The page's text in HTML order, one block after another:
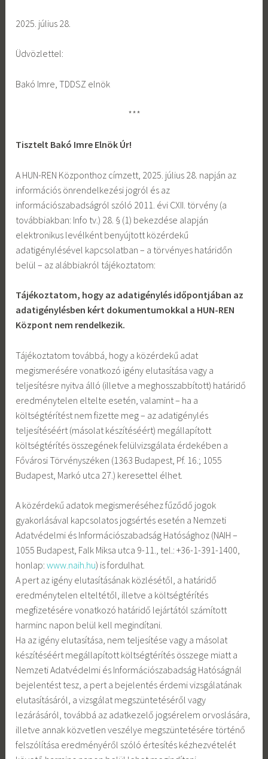
2025. július 28.
Üdvözlettel:
Bakó Imre, TDDSZ elnök
***
Tisztelt Bakó Imre Elnök Úr!
A HUN-REN Központhoz címzett, 2025. július 28. napján az
információs önrendelkezési jogról és az
információszabadságról szóló 2011. évi CXII. törvény (a
továbbiakban: Info tv.) 28. § (1) bekezdése alapján
elektronikus levélként benyújtott közérdekű
adatigénylésével kapcsolatban – a törvényes határidőn
belül – az alábbiakról tájékoztatom:
Tájékoztatom, hogy az adatigénylés időpontjában az
adatigénylésben kért dokumentumokkal a HUN-REN
Központ nem rendelkezik.
Tájékoztatom továbbá, hogy a közérdekű adat
megismerésére vonatkozó igény elutasítása vagy a
teljesítésre nyitva álló (illetve a meghosszabbított) határidő
eredménytelen eltelte esetén, valamint – ha a
költségtérítést nem fizette meg – az adatigénylés
teljesítéséért (másolat készítéséért) megállapított
költségtérítés összegének felülvizsgálata érdekében a
Fővárosi Törvényszéken (1363 Budapest, Pf. 16.; 1055
Budapest, Markó utca 27.) keresettel élhet.
A közérdekű adatok megismeréséhez fűződő jogok
gyakorlásával kapcsolatos jogsértés esetén a Nemzeti
Adatvédelmi és Információszabadság Hatósághoz (NAIH –
1055 Budapest, Falk Miksa utca 9-11., tel.: +36-1-391-1400,
honlap:www.naih.hu) is fordulhat.
A pert az igény elutasításának közlésétől, a határidő
eredménytelen elteltétől, illetve a költségtérítés
megfizetésére vonatkozó határidő lejártától számított
harminc napon belül kell megindítani.
Ha az igény elutasítása, nem teljesítése vagy a másolat
készítéséért megállapított költségtérítés összege miatt a
Nemzeti Adatvédelmi és Információszabadság Hatóságnál
bejelentést tesz, a pert a bejelentés érdemi vizsgálatának
elutasításáról, a vizsgálat megszüntetéséről vagy
lezárásáról, továbbá az adatkezelő jogsérelem orvoslására,
illetve annak közvetlen veszélye megszüntetésére történő
felszólítása eredményéről szóló értesítés kézhezvételét